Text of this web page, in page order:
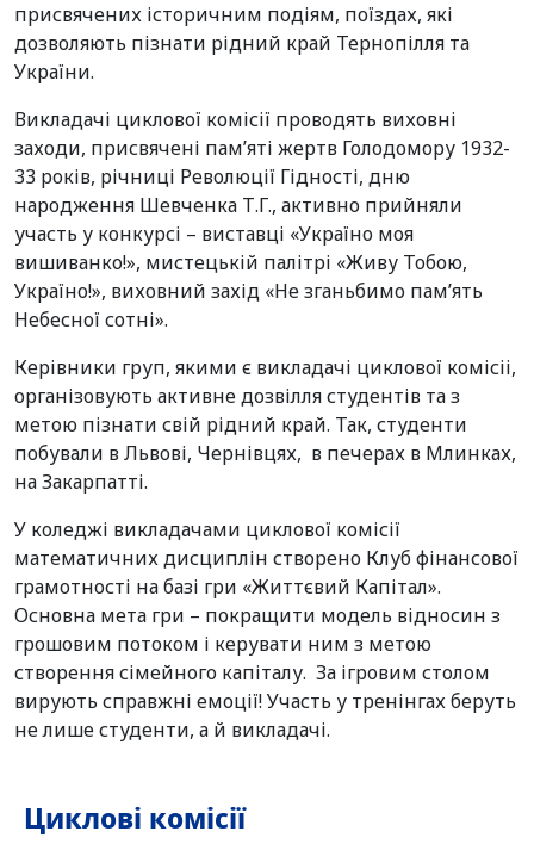
присвячених історичним подіям, поїздах, які
дозволяють пізнати рідний край Тернопілля та
України.
Викладачі циклової комісії проводять виховні
заходи, присвячені пам’яті жертв Голодомору 1932-
33 років, річниці Революції Гідності, дню
народження Шевченка Т.Г., активно прийняли
участь у конкурсі – виставці «Україно моя
вишиванко!», мистецькій палітрі «Живу Тобою,
Україно!», виховний захід «Не зганьбимо пам’ять
Небесної сотні».
Керівники груп, якими є викладачі циклової комісіі,
організовують активне дозвілля студентів та з
метою пізнати свій рідний край. Так, студенти
побували в Львові, Чернівцях, в печерах в Млинках,
на Закарпатті.
У коледжі викладачами циклової комісії
математичних дисциплін створено Клуб фінансової
грамотності на базі гри «Життєвий Капітал».
Основна мета гри – покращити модель відносин з
грошовим потоком і керувати ним з метою
створення сімейного капіталу. За ігровим столом
вирують справжні емоції! Участь у тренінгах беруть
не лише студенти, а й викладачі.
Циклові комісії